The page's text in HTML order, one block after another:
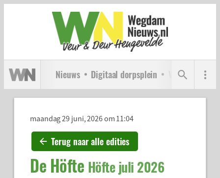
Nieuws Digitaal dorpsplein Verenigingen
maandag 29 juni, 2026 om 11:04
Terug naar alle edities
De Höfte Höfte juli 2026